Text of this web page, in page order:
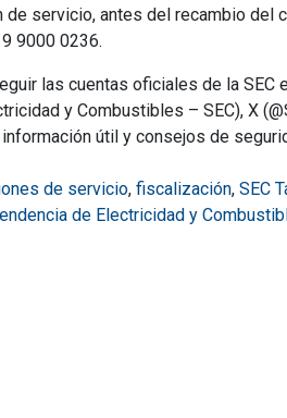
servicio, antes del recambio del
9000 0236.
las cuentas oficiales de la SEC
y Combustibles – SEC), X
útil y consejos de
de servicio, fiscalización, SEC
de Electricidad y